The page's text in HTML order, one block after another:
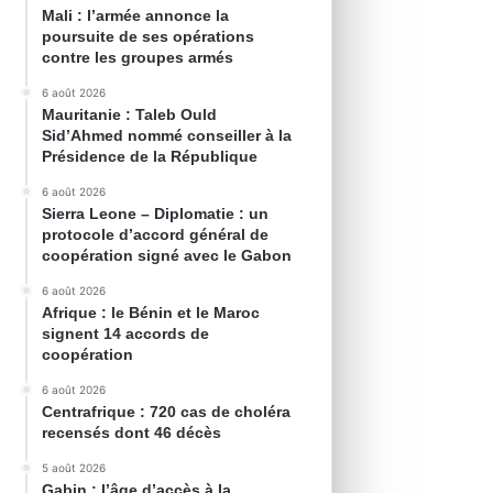
Mali : l’armée annonce la
poursuite de ses opérations
contre les groupes armés
6 août 2026
Mauritanie : Taleb Ould
Sid’Ahmed nommé conseiller à la
Présidence de la République
6 août 2026
Sierra Leone – Diplomatie : un
protocole d’accord général de
coopération signé avec le Gabon
6 août 2026
Afrique : le Bénin et le Maroc
signent 14 accords de
coopération
6 août 2026
Centrafrique : 720 cas de choléra
recensés dont 46 décès
5 août 2026